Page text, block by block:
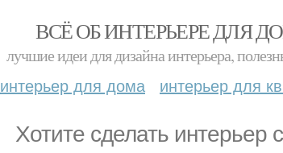
ВСЁ ОБ ИНТЕРЬЕРЕ ДЛЯ
лучшие идеи для дизайна интерьера,
интерьер для дома интерьер для
Хотите сделать